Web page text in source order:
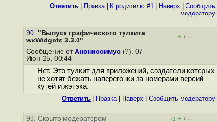
Ответить Правка| К родителю #1 Наверх
Cообщить
модератору
90. "Выпуск графического тулкита
wxWidgets 3.3.0"
+ / –
Сообщение от Анониссимус (?), 07-
Июн-25, 00:44
Нет. Это тулкит для приложений, создатели которых
не хотят бежать наперегонки за номерами версий
кутей и жэтэка.
Ответить Правка| Наверх Cообщить модератору
96. Скрыто модератором +1 + / –